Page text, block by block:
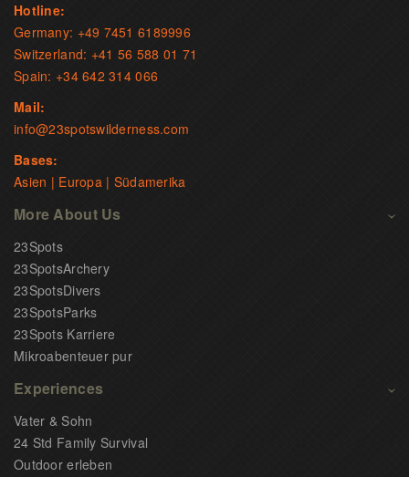
Hotline:
Germany: +49 7451 6189996
Switzerland: +41 56 588 01 71
Spain: +34 642 314 066
Mail:
info@23spotswilderness.com
Bases:
Asien | Europa | Südamerika
More About Us
23Spots
23SpotsArchery
23SpotsDivers
23SpotsParks
23Spots Karriere
Mikroabenteuer pur
Experiences
Vater & Sohn
24 Std Family Survival
Outdoor erleben